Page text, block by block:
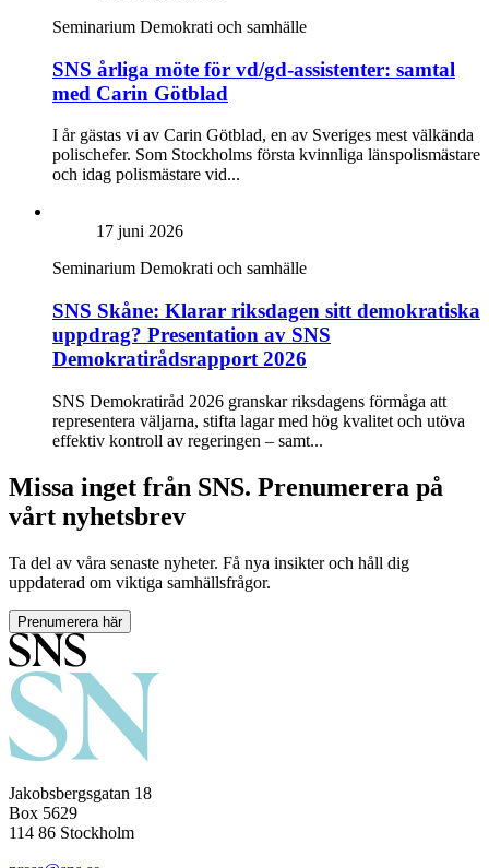
Seminarium Demokrati och samhälle
SNS årliga möte för vd/gd-assistenter: samtal
med Carin Götblad
I år gästas vi av Carin Götblad, en av Sveriges mest välkända
polischefer. Som Stockholms första kvinnliga länspolismästare
och idag polismästare vid...
17 juni 2026
Seminarium Demokrati och samhälle
SNS Skåne: Klarar riksdagen sitt demokratiska
uppdrag? Presentation av SNS
Demokratirådsrapport 2026
SNS Demokratiråd 2026 granskar riksdagens förmåga att
representera väljarna, stifta lagar med hög kvalitet och utöva
effektiv kontroll av regeringen – samt...
Missa inget från SNS. Prenumerera på
vårt nyhetsbrev
Ta del av våra senaste nyheter. Få nya insikter och håll dig
uppdaterad om viktiga samhällsfrågor.
Prenumerera här
Jakobsbergsgatan 18
Box 5629
114 86 Stockholm